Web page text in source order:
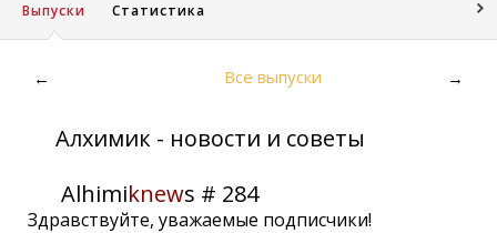
Выпуски Статистика
← Все выпуски →
Алхимик - новости и советы
Alhimiknews # 284
Здравствуйте, уважаемые подписчики!